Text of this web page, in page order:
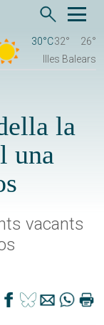
30°C32°
26°
Illes Balears
la
una
vacants